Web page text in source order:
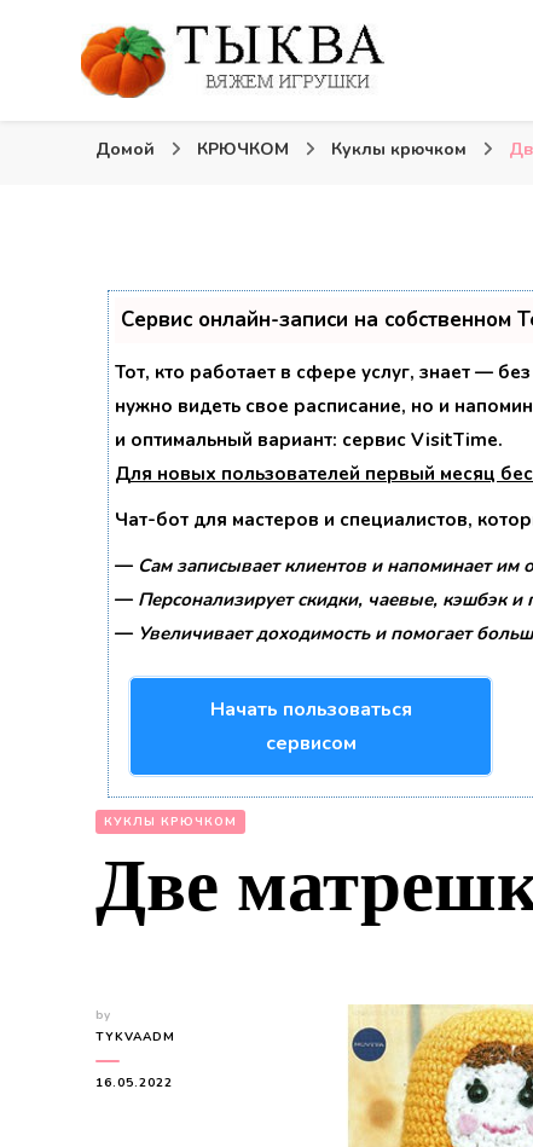
Тыква: Вяжем
Домой КРЮЧКОМ Куклы крючком
Сервис онлайн-записи на собственном
Тот, кто работает в сфере услуг, знает —
нужно видеть свое расписание, но и
и оптимальный вариант: сервис VisitTime.
Для новых пользователей первый месяц
Чат-бот для мастеров и специалистов,
— Сам записывает клиентов и напоминает им
— Персонализирует скидки, чаевые, кэшбэк и
— Увеличивает доходимость и помогает
Начать пользоваться
сервисом
КУКЛЫ КРЮЧКОМ
Две
by
TYKVAADM
16.05.2022